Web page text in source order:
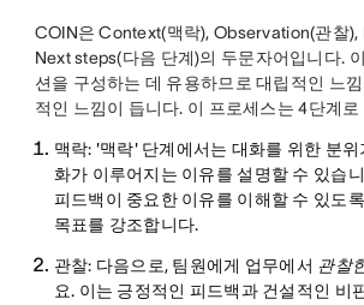
COIN은 Context(맥락), Observation(관찰),
Next steps(다음 단계)의 두문자어입니다.
션을 구성하는 데 유용하므로 대립적인 느
적인 느낌이 듭니다. 이 프로세스는 4단계로
맥락: '맥락' 단계에서는 대화를 위한 분위
화가 이루어지는 이유를 설명할 수 있습
피드백이 중요한 이유를 이해할 수 있도
목표를 강조합니다.
관찰: 다음으로, 팀원에게 업무에서 관찰
요. 이는 긍정적인 피드백과 건설적인 비